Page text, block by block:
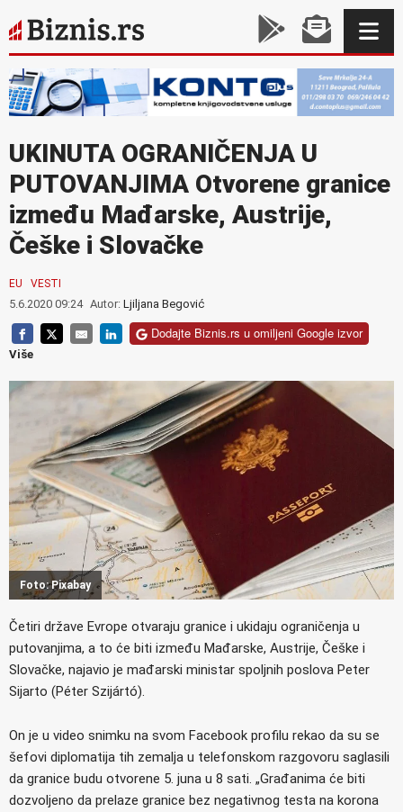
UKINUTA OGRANIČENJA U
PUTOVANJIMA Otvorene granice
između Mađarske, Austrije,
Češke i Slovačke
EU VESTI
5.6.2020 09:24 Autor: Ljiljana Begović
Dodajte Biznis.rs u omiljeni Google izvor
Više
Foto: Pixabay
Četiri države Evrope otvaraju granice i ukidaju ograničenja u
putovanjima, a to će biti između Mađarske, Austrije, Češke i
Slovačke, najavio je mađarski ministar spoljnih poslova Peter
Sijarto (Péter Szijártó).
On je u video snimku na svom Facebook profilu rekao da su se
šefovi diplomatija tih zemalja u telefonskom razgovoru saglasili
da granice budu otvorene 5. juna u 8 sati. „Građanima će biti
dozvoljeno da prelaze granice bez negativnog testa na korona